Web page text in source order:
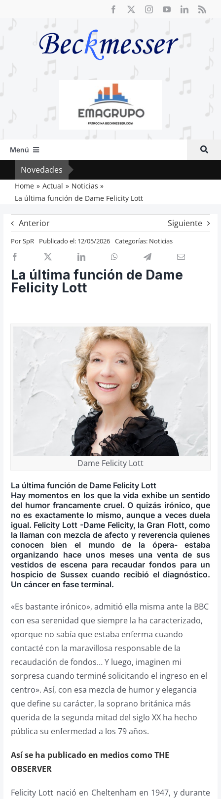
Menú
Inicio
Actual
Artículos
Crítica
Previos de ópera
Cosas de Beckmesser
Novedades
Home Actual
Noticias
La última función de Dame Felicity Lott
Anterior Siguiente
PorSpR Publicado el: 12/05/2026 Categorías: Noticias
La última función de Dame
Felicity Lott
Dame Felicity Lott
La última función de Dame Felicity Lott
Hay momentos en los que la vida exhibe un sentido
del humor francamente cruel. O quizás irónico, que
no es exactamente lo mismo, aunque a veces duela
igual. Felicity Lott -Dame Felicity, la Gran Flott, como
la llaman con mezcla de afecto y reverencia quienes
conocen bien el mundo de la ópera- estaba
organizando hace unos meses una venta de sus
vestidos de escena para recaudar fondos para un
hospicio de Sussex cuando recibió el diagnóstico.
Un cáncer en fase terminal.
«Es bastante irónico», admitió ella misma ante la BBC
con esa serenidad que siempre la ha caracterizado,
«porque no sabía que estaba enferma cuando
contacté con la maravillosa responsable de la
recaudación de fondos… Y luego, imaginen mi
sorpresa cuando terminé solicitando el ingreso en el
centro». Así, con esa mezcla de humor y elegancia
que define su carácter, la soprano británica más
querida de la segunda mitad del siglo XX ha hecho
pública su enfermedad a los 79 años.
Así se ha publicado en medios como THE
OBSERVER
Felicity Lott nació en Cheltenham en 1947, y durante